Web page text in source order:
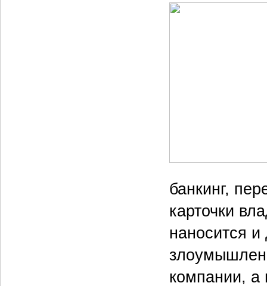
банкинг,
карточки
наносится
компании, а